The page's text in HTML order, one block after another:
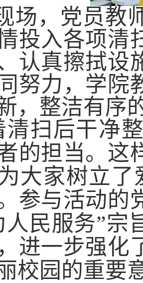
场，党员教
投入各项清
认真擦拭设
努力，学院
，整洁有序
清扫后干净
的担当。这
大家树立了
参与活动的
人民服务”宗
进一步强化
校园的重要